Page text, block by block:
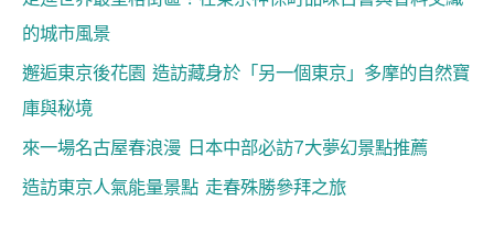
的城市風景
邂逅東京後花園 造訪藏身於「另一個東京」多摩的自然寶
庫與秘境
來一場名古屋春浪漫 日本中部必訪7大夢幻景點推薦
造訪東京人氣能量景點 走春殊勝參拜之旅